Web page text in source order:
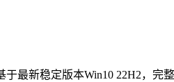
最新稳定版本Win10 22H2，